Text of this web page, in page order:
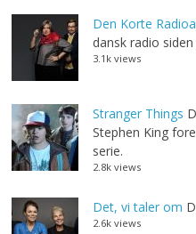
Den Korte
dansk radio
3.1k views
Stranger Things
Stephen King
serie.
2.8k views
Det, vi taler om
2.6k views